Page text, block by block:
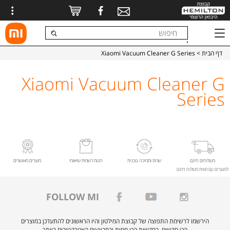
דף הבית> Xiaomi Vacuum Cleaner G Series
Xiaomi Vacuum Cleaner G
Series
משלוחים חינם
למוצרים עם תווית משלוח חינם
שרות ותמיכה טכנית חנות רשמית שיאומי מוצרים מאושרים
FOLLOW MI
הירשמו לרשימת התפוצה של קבוצת המילטון והיו הראשונים להתעדכן במוצרים